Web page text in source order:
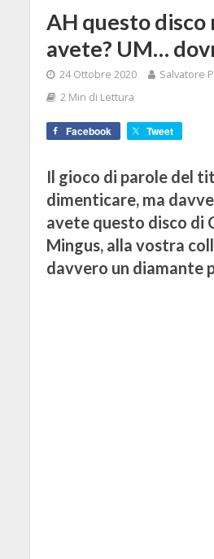
AH questo disco
avete? UM…
24 Ottobre 2020
Salvatore
2 Min di Lettura
Facebook Tweet
Il gioco di parole del
dimenticare, ma
avete questo disco di
Mingus, alla vostra
davvero un diamante